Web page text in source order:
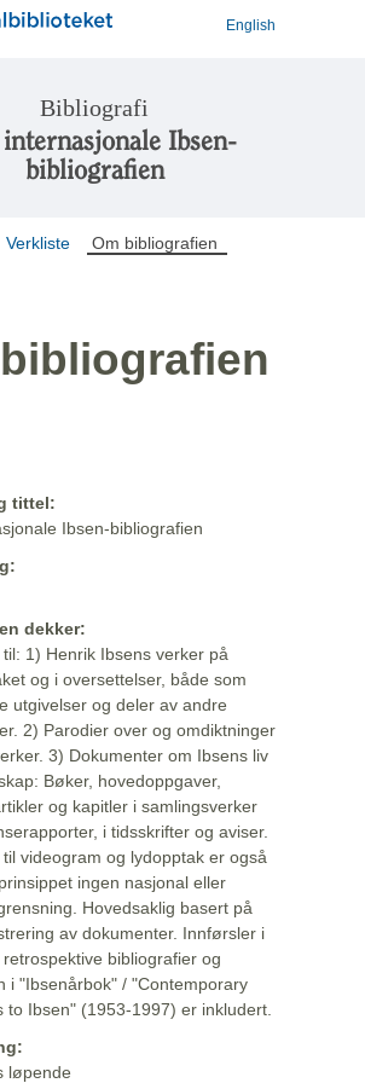
English
Bibliografi
Ibsen-
bibliografien
Verkliste Om bibliografien
tittel:
Ibsen-bibliografien
dekker:
1) Henrik Ibsens verker på
og i oversettelser, både som
utgivelser og deler av andre
2) Parodier over og omdiktninger
3) Dokumenter om Ibsens liv
Bøker, hovedoppgaver,
og kapitler i samlingsverker
i tidsskrifter og aviser.
videogram og lydopptak er også
ingen nasjonal eller
Hovedsaklig basert på
av dokumenter. Innførsler i
bibliografier og
i "Ibsenårbok" / "Contemporary
to Ibsen" (1953-1997) er inkludert.
løpende